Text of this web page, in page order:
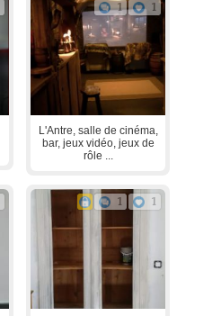
1 1
L'Antre, salle de cinéma,
bar, jeux vidéo, jeux de
rôle ...
1 1